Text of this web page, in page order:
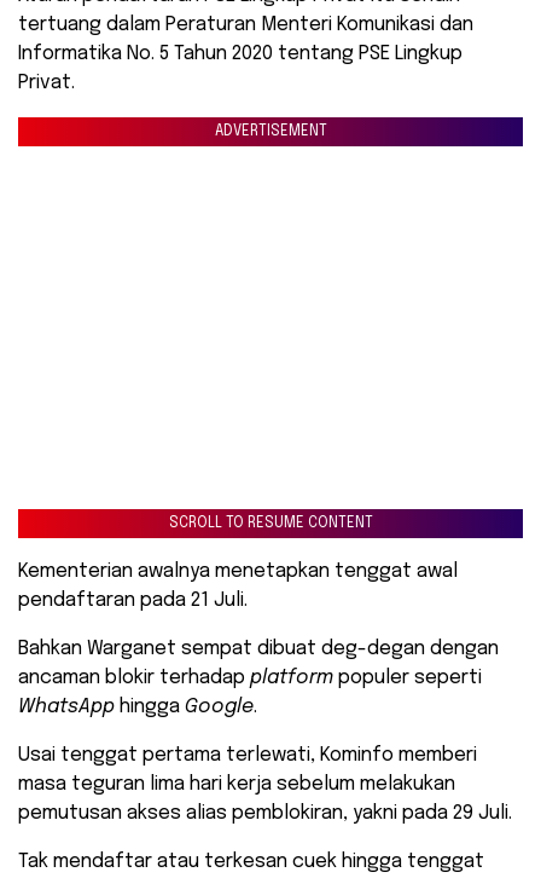
tertuang dalam Peraturan Menteri Komunikasi dan
Informatika No. 5 Tahun 2020 tentang PSE Lingkup
Privat.
ADVERTISEMENT
SCROLL TO RESUME CONTENT
Kementerian awalnya menetapkan tenggat awal
pendaftaran pada 21 Juli.
Bahkan Warganet sempat dibuat deg-degan dengan
ancaman blokir terhadap platform populer seperti
WhatsApp hingga Google.
Usai tenggat pertama terlewati, Kominfo memberi
masa teguran lima hari kerja sebelum melakukan
pemutusan akses alias pemblokiran, yakni pada 29 Juli.
Tak mendaftar atau terkesan cuek hingga tenggat